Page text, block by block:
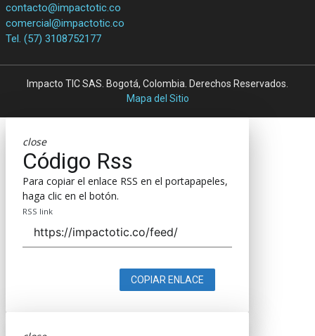
contacto@impactotic.co
comercial@impactotic.co
Tel. (57) 3108752177
Impacto TIC SAS. Bogotá, Colombia. Derechos Reservados.
Mapa del Sitio
close
Código Rss
Para copiar el enlace RSS en el portapapeles,
haga clic en el botón.
RSS link
COPIAR ENLACE